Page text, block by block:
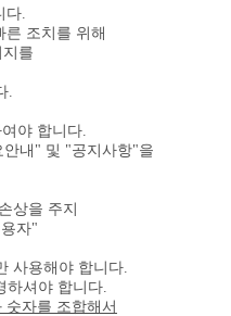
다.
조치를 위해
를
.
야 합니다.
내" 및 "공지사항"을
상을 주지
자"
사용해야 합니다.
셔야 합니다.
숫자를 조합해서